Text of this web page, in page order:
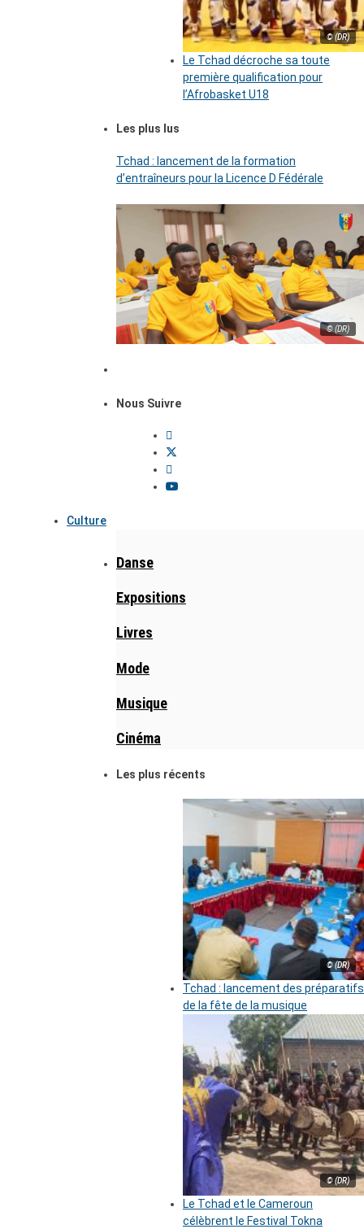
© (DR)
Le Tchad décroche sa toute
première qualification pour
l’Afrobasket U18
Les plus lus
Tchad : lancement de la formation
d’entraîneurs pour la Licence D Fédérale
© (DR)
Nous Suivre
Culture
Danse
Expositions
Livres
Mode
Musique
Cinéma
Les plus récents
© (DR)
Tchad : lancement des préparatifs
de la fête de la musique
© (DR)
Le Tchad et le Cameroun
célèbrent le Festival Tokna